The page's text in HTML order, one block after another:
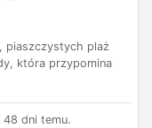
piaszczystych plaż
która przypomina
48 dni temu.